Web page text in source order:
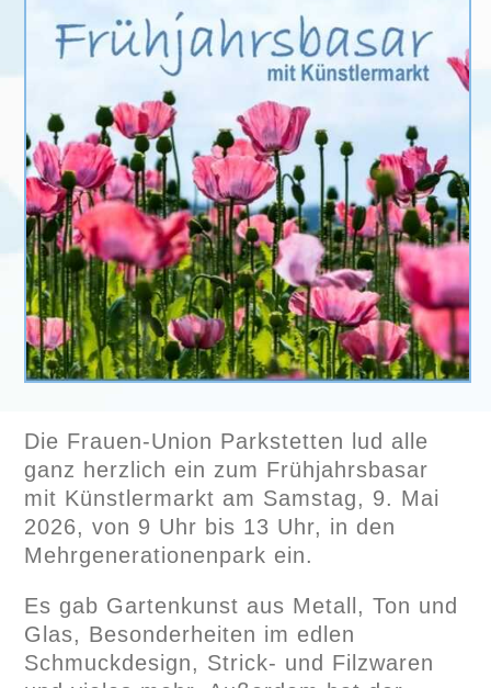
Die Frauen-Union Parkstetten lud alle
ganz herzlich ein zum Frühjahrsbasar
mit Künstlermarkt am Samstag, 9. Mai
2026, von 9 Uhr bis 13 Uhr, in den
Mehrgenerationenpark ein.
Es gab Gartenkunst aus Metall, Ton und
Glas, Besonderheiten im edlen
Schmuckdesign, Strick- und Filzwaren